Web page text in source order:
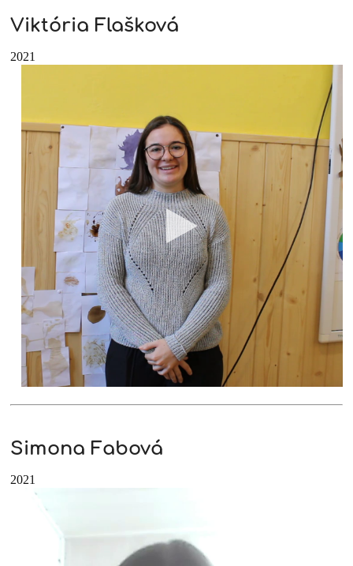
Viktória Flašková
2021
Simona Fabová
2021